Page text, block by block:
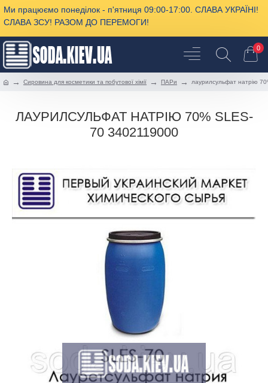
Ми працюємо понеділок - п'ятниця 09:00-17:00. СЛАВА УКРАЇНІ!
СЛАВА ЗСУ! РАЗОМ ДО ПЕРЕМОГИ!
0
Сировина для косметики та побутової хімії ПАРи лаурилсульфат натрію
ЛАУРИЛСУЛЬФАТ НАТРІЮ 70% SLES-
70 3402119000